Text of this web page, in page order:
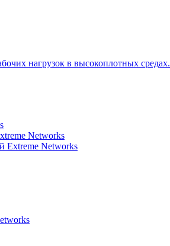
нагрузок в высокоплотных средах.
Networks
Extreme Networks